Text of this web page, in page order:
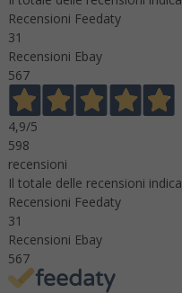
Recensioni Feedaty
31
Recensioni Ebay
567
4,9/5
598
recensioni
Il totale delle recensioni
Recensioni Feedaty
31
Recensioni Ebay
567